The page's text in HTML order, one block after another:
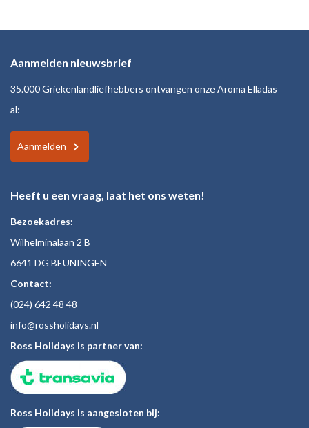
Aanmelden nieuwsbrief
35.000 Griekenlandliefhebbers ontvangen onze Aroma Elladas
al:
Aanmelden
Heeft u een vraag, laat het ons weten!
Bezoekadres:
Wilhelminalaan 2 B
6641 DG BEUNINGEN
Contact:
(024) 642 48 48
info@rossholidays.nl
Ross Holidays is partner van:
Ross Holidays is aangesloten bij: